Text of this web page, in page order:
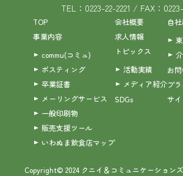
TEL：0223-22-2221 / FAX：
TOP
事業内容
commu(コミュ)
ポスティング
卒業証書
メーリングサービス
一般印刷物
販売支援ツール
いわぬま飲食店マップ
会社概要
求人情報
トピックス
活動実績
メディア紹介
SDGs
自
お
プ
サ
Copyright© 2024 クニイ＆コミュニケーションズ